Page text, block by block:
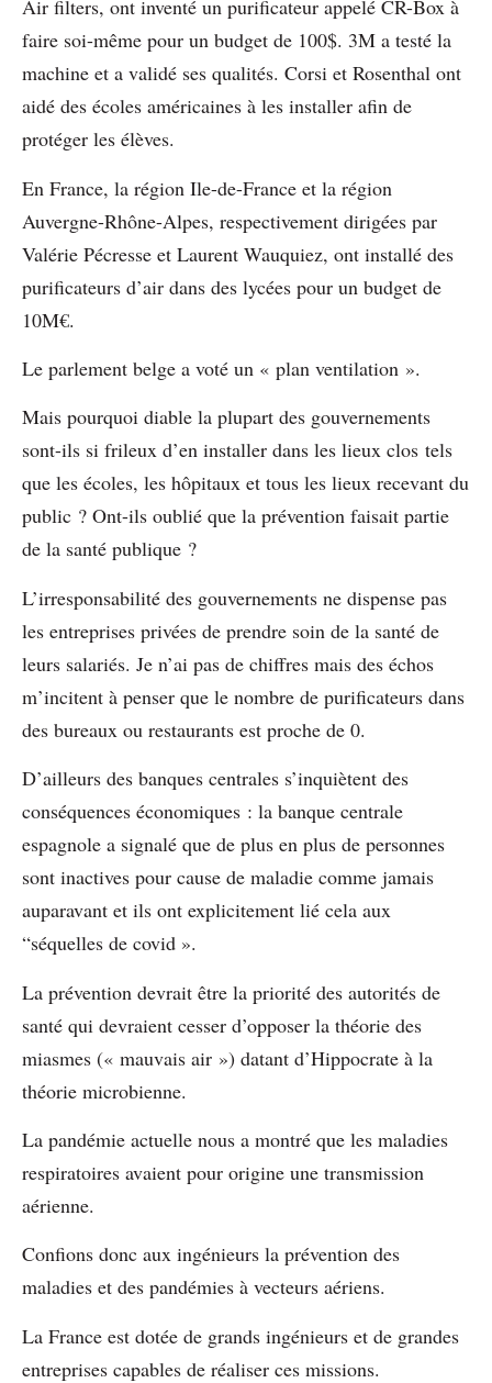
Air filters, ont inventé un purificateur appelé CR-Box à
faire soi-même pour un budget de 100$. 3M a testé la
machine et a validé ses qualités. Corsi et Rosenthal ont
aidé des écoles américaines à les installer afin de
protéger les élèves.
En France, la région Ile-de-France et la région
Auvergne-Rhône-Alpes, respectivement dirigées par
Valérie Pécresse et Laurent Wauquiez, ont installé des
purificateurs d’air dans des lycées pour un budget de
10M€.
Le parlement belge a voté un « plan ventilation ».
Mais pourquoi diable la plupart des gouvernements
sont-ils si frileux d’en installer dans les lieux clos tels
que les écoles, les hôpitaux et tous les lieux recevant du
public ? Ont-ils oublié que la prévention faisait partie
de la santé publique ?
L’irresponsabilité des gouvernements ne dispense pas
les entreprises privées de prendre soin de la santé de
leurs salariés. Je n’ai pas de chiffres mais des échos
m’incitent à penser que le nombre de purificateurs dans
des bureaux ou restaurants est proche de 0.
D’ailleurs des banques centrales s’inquiètent des
conséquences économiques : la banque centrale
espagnole a signalé que de plus en plus de personnes
sont inactives pour cause de maladie comme jamais
auparavant et ils ont explicitement lié cela aux
“séquelles de covid ».
La prévention devrait être la priorité des autorités de
santé qui devraient cesser d’opposer la théorie des
miasmes (« mauvais air ») datant d’Hippocrate à la
théorie microbienne.
La pandémie actuelle nous a montré que les maladies
respiratoires avaient pour origine une transmission
aérienne.
Confions donc aux ingénieurs la prévention des
maladies et des pandémies à vecteurs aériens.
La France est dotée de grands ingénieurs et de grandes
entreprises capables de réaliser ces missions.